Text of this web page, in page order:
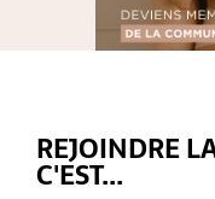
REJOINDRE
C'EST...